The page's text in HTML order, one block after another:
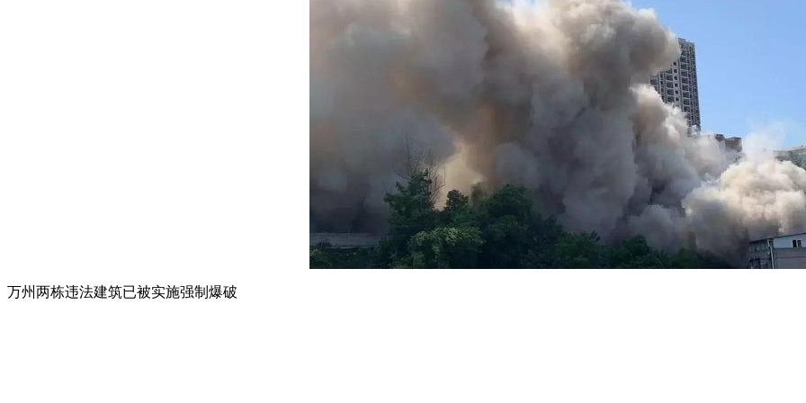
万州两栋违法建筑已被实施强制爆破